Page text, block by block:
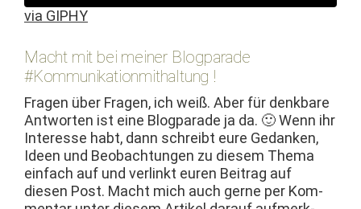
via GIPHY
Macht mit bei meiner Blogparade
#Kommunikationmithaltung !
Fra­gen über Fra­gen, ich weiß. Aber für denkbare
Antworten ist eine Blog­pa­rade ja da. 🙂 Wenn ihr
Inter­esse habt, dann schreibt eure Gedanken,
Ideen und Beobach­tun­gen zu diesem The­ma
ein­fach auf und ver­linkt euren Beitrag auf
diesen Post. Macht mich auch gerne per Kom­